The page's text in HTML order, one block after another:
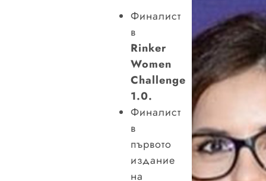
Финалист
в
Rinker
Women
Challenge
1.0.
Финалист
в
първото
издание
на